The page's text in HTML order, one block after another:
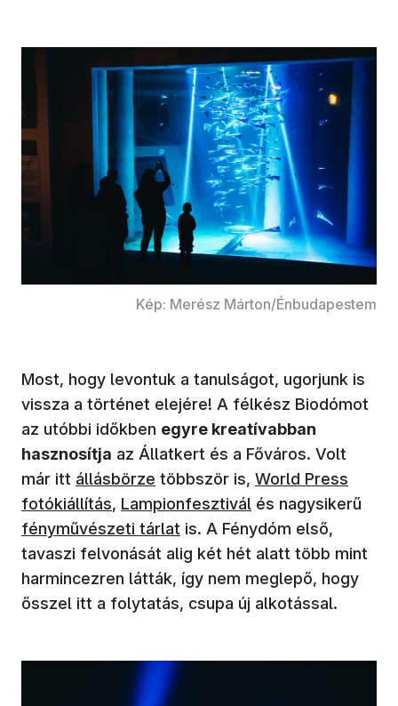
Kép: Merész Márton/Énbudapestem
Most, hogy levontuk a tanulságot, ugorjunk is
vissza a történet elejére! A félkész Biodómot
az utóbbi időkben egyre kreatívabban
hasznosítja az Állatkert és a Főváros. Volt
már itt állásbörze többször is, World Press
fotókiállítás, Lampionfesztivál és nagysikerű
fényművészeti tárlat is. A Fénydóm első,
tavaszi felvonását alig két hét alatt több mint
harmincezren látták, így nem meglepő, hogy
ősszel itt a folytatás, csupa új alkotással.